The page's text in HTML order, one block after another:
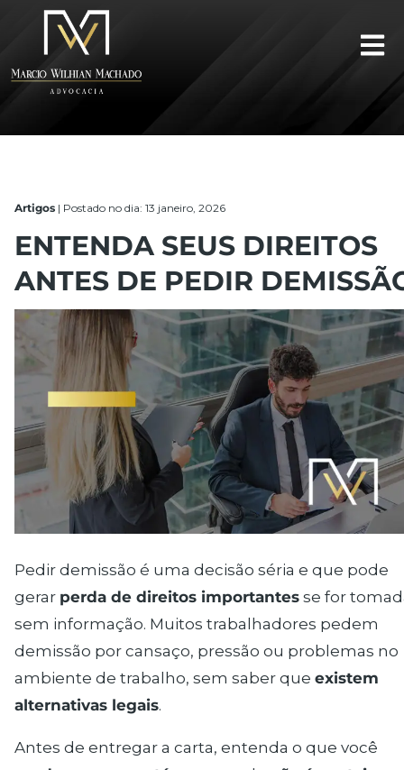
Artigos| Postado no dia: 13 janeiro, 2026
ENTENDA SEUS DIREITOS
ANTES DE PEDIR
Pedir demissão é uma decisão séria e que pode
gerar perda de direitos importantesse for
sem informação. Muitos trabalhadores pedem
demissão por cansaço, pressão ou problemas no
ambiente de trabalho, sem saber que existem
alternativas legais.
Antes de entregar a carta, entenda o que você